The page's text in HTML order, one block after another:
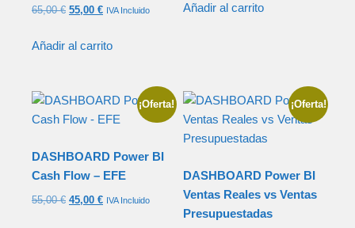
65,00€ 55,00 € IVA Incluido
Añadir al carrito
Añadir al carrito
¡Oferta!
DASHBOARD Power BI
Cash Flow – EFE
55,00€ 45,00 € IVA Incluido
¡Oferta!
DASHBOARD Power BI
Ventas Reales vs Ventas
Presupuestadas